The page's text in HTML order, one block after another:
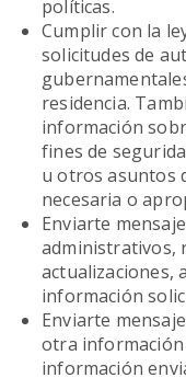
políticas.
Cumplir con la
solicitudes de
residencia.
información
fines de
u otros asuntos
necesaria o
Enviarte
administrativos,
actualizaciones,
información
Enviarte
otra
información